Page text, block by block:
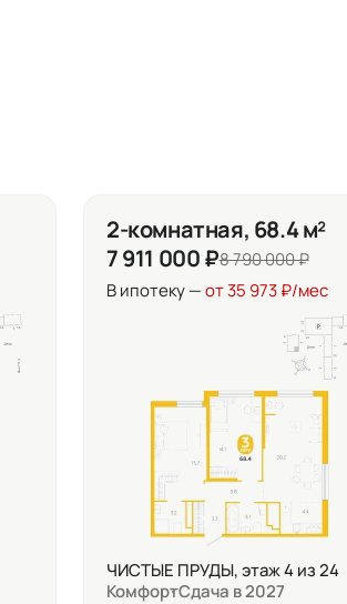
2-комнатная, 68.4 м²
7 911 000 ₽8 790 000 ₽
В ипотеку —от 35 973 ₽/мес
ЧИСТЫЕ ПРУДЫ, этаж 4 из 24
КомфортСдача в 2027